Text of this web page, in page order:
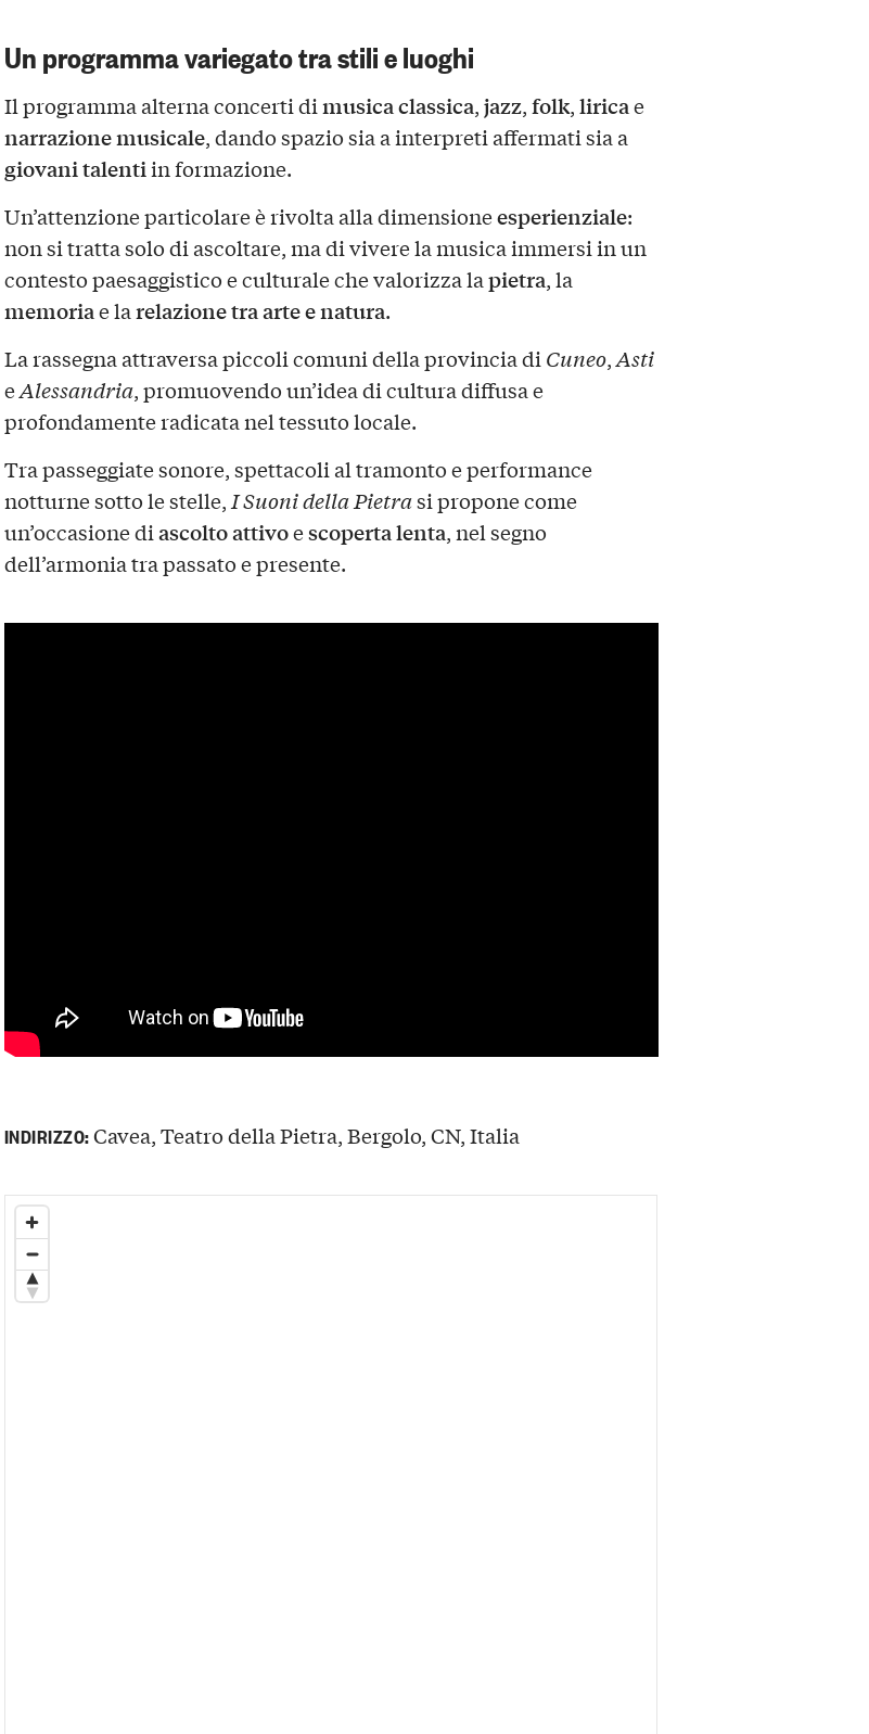
Un programma variegato tra stili e luoghi
Il programma alterna concerti dimusica classica,jazz,folk,liricae
narrazione musicale, dando spazio sia a interpreti affermati sia a
giovani talentiin formazione.
Un’attenzione particolare è rivolta alla dimensioneesperienziale:
non si tratta solo di ascoltare, ma di vivere la musica immersi in un
contesto paesaggistico e culturale che valorizza lapietra, la
memoriae larelazione tra arte e natura.
La rassegna attraversa piccoli comuni della provincia diCuneo,Asti
eAlessandria, promuovendo un’idea di cultura diffusa e
profondamente radicata nel tessuto locale.
Tra passeggiate sonore, spettacoli al tramonto e performance
notturne sotto le stelle,I Suoni della Pietrasi propone come
un’occasione diascolto attivoescoperta lenta, nel segno
dell’armonia tra passato e presente.
INDIRIZZO:Cavea, Teatro della Pietra, Bergolo, CN, Italia